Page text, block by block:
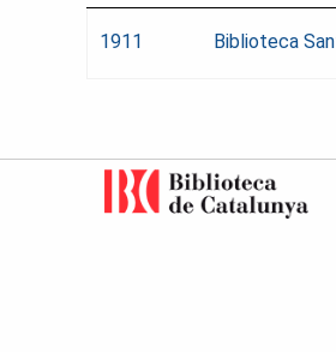
1911 Biblioteca